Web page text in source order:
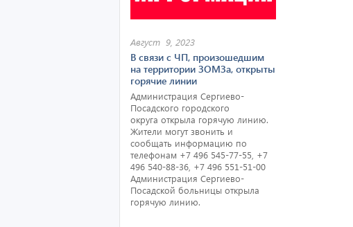
Август 9, 2023
В связи с ЧП, произошедшим
на территории ЗОМЗа, открыты
горячие линии
Администрация Сергиево-
Посадского городского
округа открыла горячую линию.
Жители могут звонить и
сообщать информацию по
телефонам +7 496 545-77-55, +7
496 540-88-36, +7 496 551-51-00
Администрация Сергиево-
Посадской больницы открыла
горячую линию.